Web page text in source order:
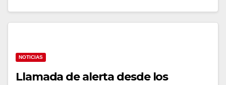
NOTICIAS
Llamada de alerta desde los